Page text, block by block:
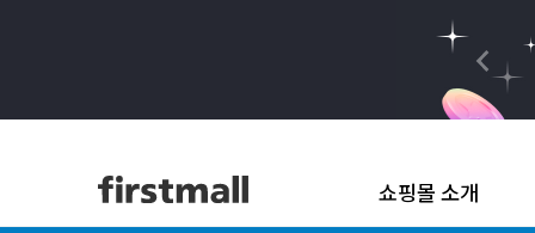
쇼핑몰 소개